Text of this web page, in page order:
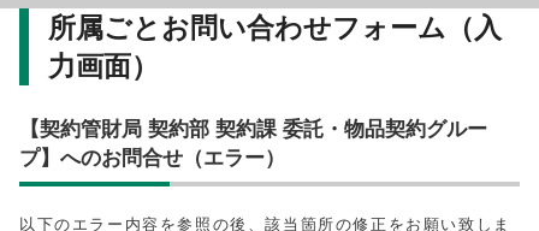
所属ごとお問い合わせフォーム（入
力画面）
【契約管財局 契約部 契約課 委託・物品契約グルー
プ】へのお問合せ（エラー）
以下のエラー内容を参照の後、該当箇所の修正をお願い致しま